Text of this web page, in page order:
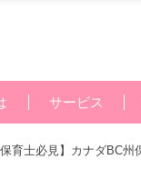
サービス
保育士必見】カナダBC州